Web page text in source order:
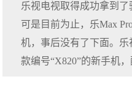
乐视电视取得成功拿到了
可是目前为止，乐Max
机，事后没有了下面。
款编号“X820”的新手机